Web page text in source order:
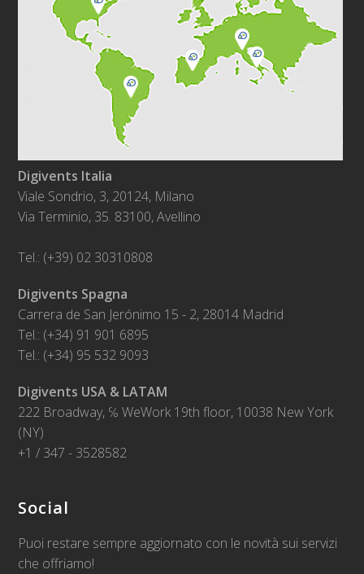
Digivents Italia
Viale Sondrio, 3, 20124, Milano
Via Terminio, 35. 83100, Avellino
Tel.: (+39) 02 30310808
Digivents Spagna
Carrera de San Jerónimo 15 - 2, 28014 Madrid
Tel.: (+34) 91 901 6895
Tel.: (+34) 95 532 9093
Digivents USA & LATAM
222 Broadway, ℅ WeWork 19th floor, 10038 New York
(NY)
+1 / 347 - 3528582
Social
Puoi restare sempre aggiornato con le novità sui servizi
che offriamo!